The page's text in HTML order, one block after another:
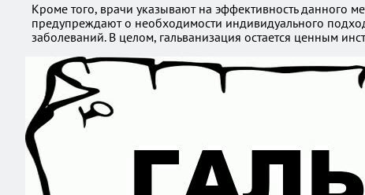
Кроме того, врачи указывают на эффективность данного
предупреждают о необходимости индивидуального
заболеваний. В целом, гальванизация остается ценным